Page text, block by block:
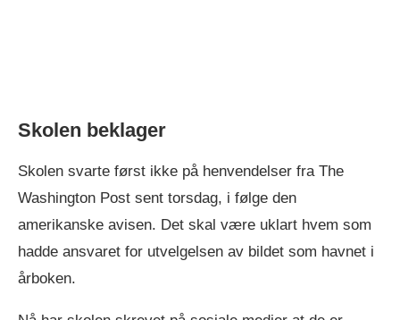
Skolen beklager
Skolen svarte først ikke på henvendelser fra The
Washington Post sent torsdag, i følge den
amerikanske avisen. Det skal være uklart hvem som
hadde ansvaret for utvelgelsen av bildet som havnet i
årboken.